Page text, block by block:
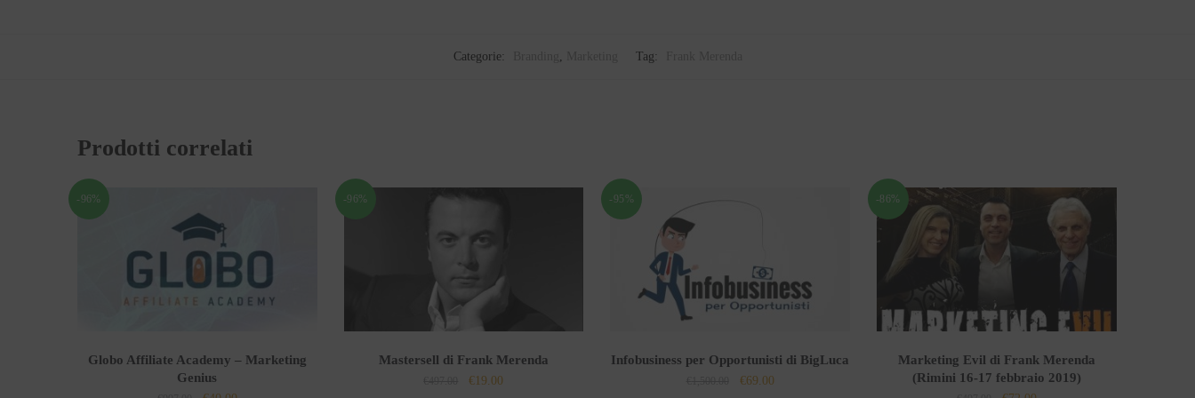
Categorie: Tag:
Prodotti correlati
-96%
Globo Affiliate Academy – Marketing
Genius
-96%
Mastersell di Frank Merenda
Il
€19.00
-95%
Infobusiness per Opportunisti di BigLuca
Il
€69.00Il
-86%
Marketing Evil di Frank Merenda
(Rimini 16-17 febbraio 2019)